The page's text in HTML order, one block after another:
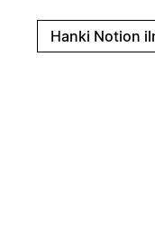
Hanki Notion